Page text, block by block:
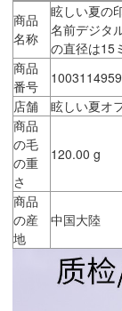
商品
名称
眩しい夏の
名前デジタ
の直径は15
商品
番号
店舗
眩しい夏オ
商品
の毛
の重
さ
120.00 g
商品
の産
地
中国大陸